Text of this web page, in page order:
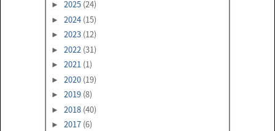
► 2025 (24)
► 2024 (15)
► 2023 (12)
► 2022 (31)
► 2021 (1)
► 2020 (19)
► 2019 (8)
► 2018 (40)
► 2017 (6)